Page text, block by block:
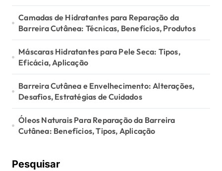
Camadas de Hidratantes para Reparação da
Barreira Cutânea: Técnicas, Benefícios, Produtos
Máscaras Hidratantes para Pele Seca: Tipos,
Eficácia, Aplicação
Barreira Cutânea e Envelhecimento: Alterações,
Desafios, Estratégias de Cuidados
Óleos Naturais Para Reparação da Barreira
Cutânea: Benefícios, Tipos, Aplicação
Pesquisar